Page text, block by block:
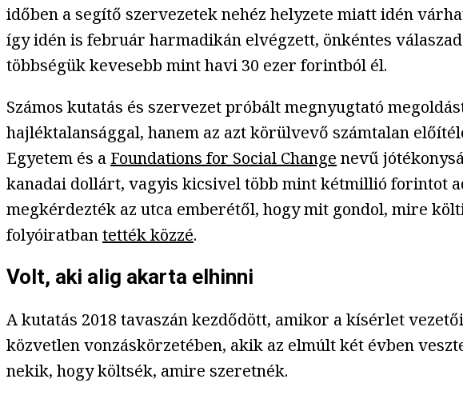
időben a segítő szervezetek nehéz helyzete miatt idén
így idén is február harmadikán elvégzett, önkéntes
többségük kevesebb mint havi 30 ezer forintból él.
Számos kutatás és szervezet próbált megnyugtató
hajléktalansággal, hanem az azt körülvevő számtalan
Egyetem és a Foundations for Social Change nevű
kanadai dollárt, vagyis kicsivel több mint kétmillió forintot
megkérdezték az utca emberétől, hogy mit gondol, mire
folyóiratbantették közzé.
Volt, aki alig akarta elhinni
A kutatás 2018 tavaszán kezdődött, amikor a kísérlet
közvetlen vonzáskörzetében, akik az elmúlt két évben
nekik, hogy költsék, amire szeretnék.